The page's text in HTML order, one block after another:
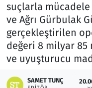
suçlarla mücadele
ve Ağrı Gürbulak
gerçekleştirilen
değeri 8 milyar 85
ve uyuşturucu
SAMET TUNÇ
Memur ve Kamu
Otomobil
Oyun
Ramazan